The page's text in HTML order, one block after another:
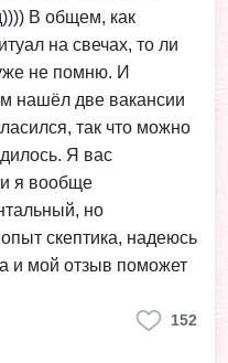
В общем, как
на свечах, то ли
не помню. И
нашёл две вакансии
так что можно
Я вас
я вообще
но
скептика, надеюсь
и мой отзыв поможет
152